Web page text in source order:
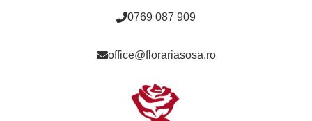
0769 087 909
office@florariasosa.ro